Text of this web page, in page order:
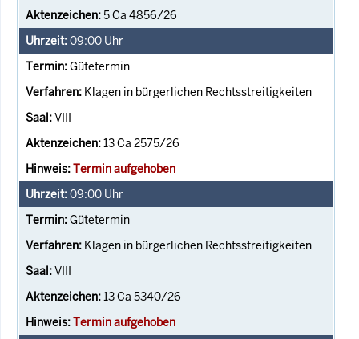
5 Ca 4856/26
09:00 Uhr
Gütetermin
Klagen in bürgerlichen Rechtsstreitigkeiten
VIII
13 Ca 2575/26
Termin aufgehoben
09:00 Uhr
Gütetermin
Klagen in bürgerlichen Rechtsstreitigkeiten
VIII
13 Ca 5340/26
Termin aufgehoben